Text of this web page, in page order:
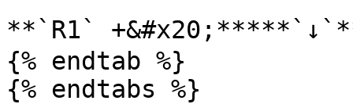
**`R1`
{% endtab %}
{% endtabs %}